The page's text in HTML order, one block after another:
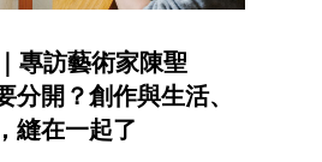
專訪藝術家陳聖
分開？創作與生活、
縫在一起了